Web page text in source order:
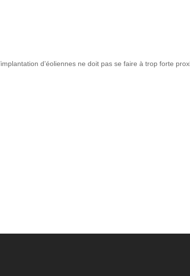
d’éoliennes ne doit pas se faire à trop forte